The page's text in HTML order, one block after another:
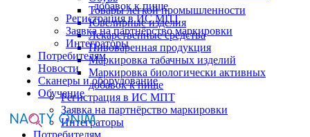
добавок к пище
Регистрация в ИС МПТ
Заявка на партнёрство маркировки
Интеграторы
Потребителям
Новости
Сканеры и оборудование
Обучение
Товары легкой промышленности
Ювелирные изделия
Лекарственные средства
Пивоваренная продукция
Маркировка табачных изделий
Маркировка биологически активных
добавок к пище
Регистрация в ИС МПТ
Заявка на партнёрство маркировки
Интеграторы
Потребителям